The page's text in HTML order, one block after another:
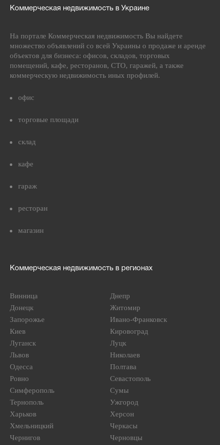
Коммерческая недвижимость в Украине
На портале Коммерческая недвижимость Вы найдете
множество объявлений со всей Украины о продаже и аренде
объектов для бизнеса: офисов, складов, торговых
помещений, кафе, ресторанов, СТО, гаражей, а также
коммерческую недвижимость иных профилей.
офис
торговые площади
склад
кафе
гараж
ресторан
магазин
Коммерческая недвижимость в регионах
Винница
Днепр
Донецк
Житомир
Запорожье
Ивано-Франковск
Киев
Кировоград
Луганск
Луцк
Львов
Николаев
Одесса
Полтава
Ровно
Севастополь
Симферополь
Сумы
Тернополь
Ужгород
Харьков
Херсон
Хмельницкий
Черкасы
Чернигов
Черновцы